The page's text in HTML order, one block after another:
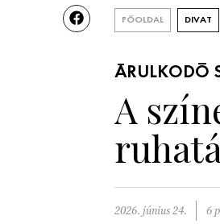
FŐOLDAL DIVAT
ÁRULKODÓ
A
2026. június 24. 6